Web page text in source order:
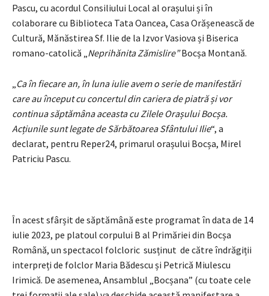
Pascu, cu acordul Consiliului Local al orașului și în
colaborare cu Biblioteca Tata Oancea, Casa Orășenească de
Cultură, Mănăstirea Sf. Ilie de la Izvor Vasiova și Biserica
romano-catolică „Neprihănita Zămislire”Bocșa Montană.
„Ca în fiecare an, în luna iulie avem o serie de manifestări
care au început cu concertul din cariera de piatră și vor
continua săptămâna aceasta cu Zilele Orașului Bocșa.
Acțiunile sunt legate de Sărbătoarea Sfântului Ilie“, a
declarat, pentru Reper24, primarul orașului Bocșa, Mirel
Patriciu Pascu.
În acest sfârșit de săptămână este programat în data de 14
iulie 2023, pe platoul corpului B al Primăriei din Bocșa
Română, un spectacol folcloric susținut de către îndrăgiții
interpreți de folclor Maria Bădescu și Petrică Miulescu
Irimică. De asemenea, Ansamblul „Bocșana” (cu toate cele